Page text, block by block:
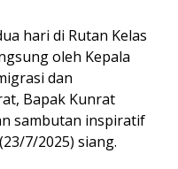
hari di Rutan Kelas
oleh Kepala
dan
Bapak Kunrat
sambutan inspiratif
7/2025) siang.